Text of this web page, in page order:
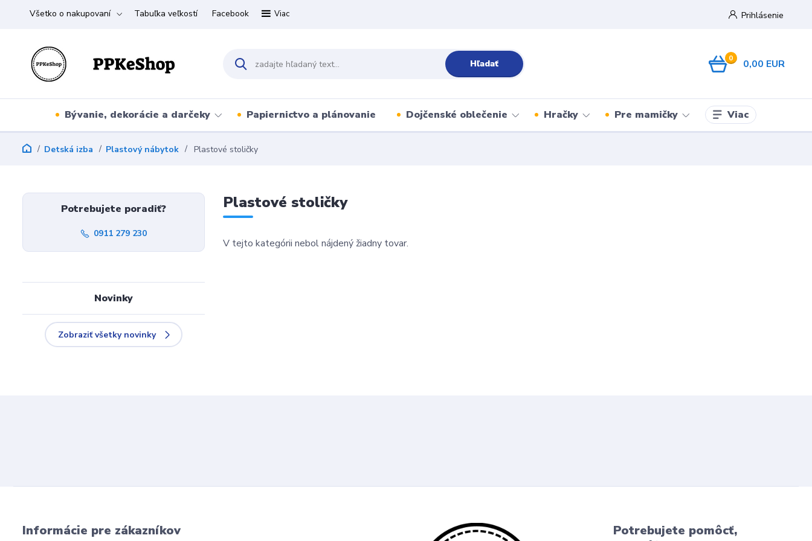
Všetko o nakupovaní Tabuľka veľkostí Facebook Viac Prihlásenie
Hľadať 0 0,00 EUR
Bývanie, dekorácie a darčeky Papiernictvo a plánovanie Dojčenské oblečenie Hračky Pre mamičky Viac
Detská izba Plastový nábytok Plastové stoličky
Plastové stoličky
V tejto kategórii nebol nájdený žiadny tovar.
Potrebujete poradiť?
0911 279 230
Novinky
Zobraziť všetky novinky
Informácie pre zákazníkov
Potrebujete pomôcť,